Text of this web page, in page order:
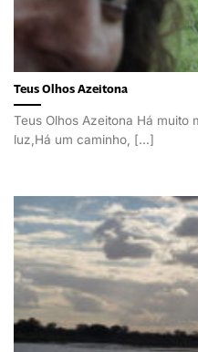
Teus Olhos Azeitona
Teus Olhos Azeitona Há muito
luz,Há um caminho, [...]